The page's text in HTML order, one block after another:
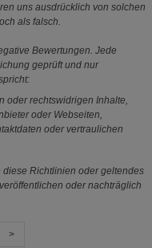
uns ausdrücklich von solchen
als falsch.
Bewertungen. Jede
geprüft und nur
oder rechtswidrigen Inhalte,
oder Webseiten,
oder vertraulichen
diese Richtlinien oder geltendes
oder nachträglich
>